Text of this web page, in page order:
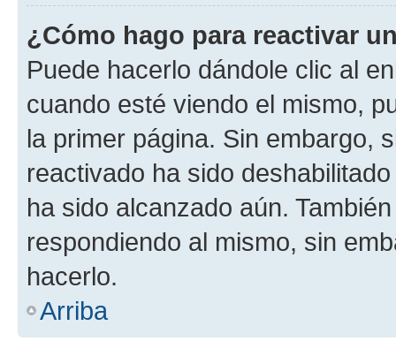
¿Cómo hago para reactivar
Puede hacerlo dándole clic al
cuando esté viendo el mismo,
la primer página. Sin embargo,
reactivado ha sido
ha sido alcanzado aún.
respondiendo al mismo, sin
hacerlo.
Arriba